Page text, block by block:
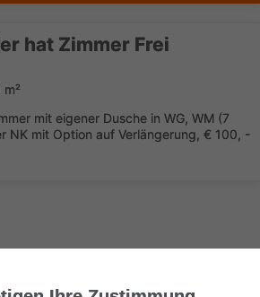
hat Zimmer Frei
m²
mit eigener Dusche in WG, WM (7
NK mit Option auf Verlängerung, € 100, -